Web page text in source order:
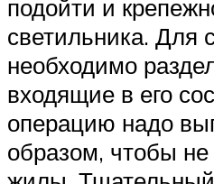
подойти и
светильника. Для
необходимо
входящие в его
операцию надо
образом, чтобы не